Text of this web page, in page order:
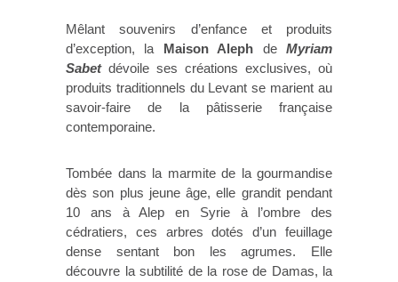
Mêlant souvenirs d’enfance et produits
d’exception, la Maison Aleph deMyriam
Sabet dévoile ses créations exclusives, où
produits traditionnels du Levant se marient au
savoir-faire de la pâtisserie française
contemporaine.
Tombée dans la marmite de la gourmandise
dès son plus jeune âge, elle grandit pendant
10 ans à Alep en Syrie à l’ombre des
cédratiers, ces arbres dotés d’un feuillage
dense sentant bon les agrumes. Elle
découvre la subtilité de la rose de Damas, la